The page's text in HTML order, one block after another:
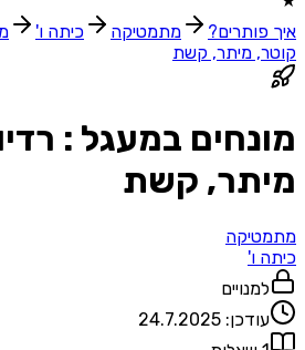
מתמטיקה כיתה ו'
מיתר, קשת
במעגל :
קשת
24.7.2025